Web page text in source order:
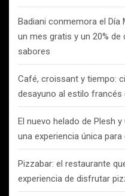
Badiani conmemora el Día
un mes gratis y un 20%
sabores
Café, croissant y tiempo:
desayuno al estilo francés
El nuevo helado de Plesh
una experiencia única
Pizzabar: el restaurante
experiencia de disfrutar